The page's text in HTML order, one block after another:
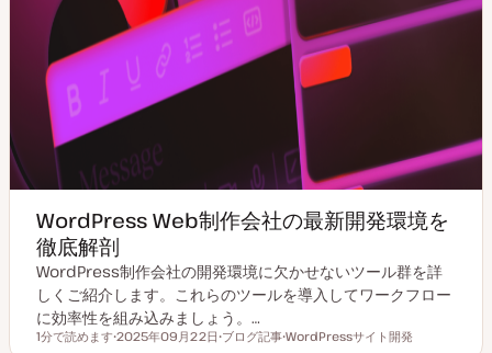
WordPress Web制作会社の最新開発環境を
徹底解剖
WordPress制作会社の開発環境に欠かせないツール群を詳
しくご紹介します。これらのツールを導入してワークフロー
に効率性を組み込みましょう。…
読むのにかかる時間
1分で読めます 2025年09月22日 ブログ記事 WordPressサイト開発